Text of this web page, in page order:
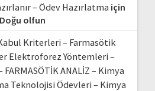
– Ödev Hazırlatma için
Doğu olfun
Kriterleri – Farmasötik
Elektroforez Yöntemleri –
ANALİZ – Kimya
Teknolojisi Ödevleri – Kimya